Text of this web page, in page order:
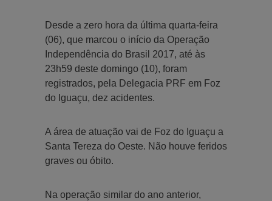
Desde a zero hora da última quarta-feira
(06), que marcou o início da Operação
Independência do Brasil 2017, até às
23h59 deste domingo (10), foram
registrados, pela Delegacia PRF em Foz
do Iguaçu, dez acidentes.
A área de atuação vai de Foz do Iguaçu a
Santa Tereza do Oeste. Não houve feridos
graves ou óbito.
Na operação similar do ano anterior,